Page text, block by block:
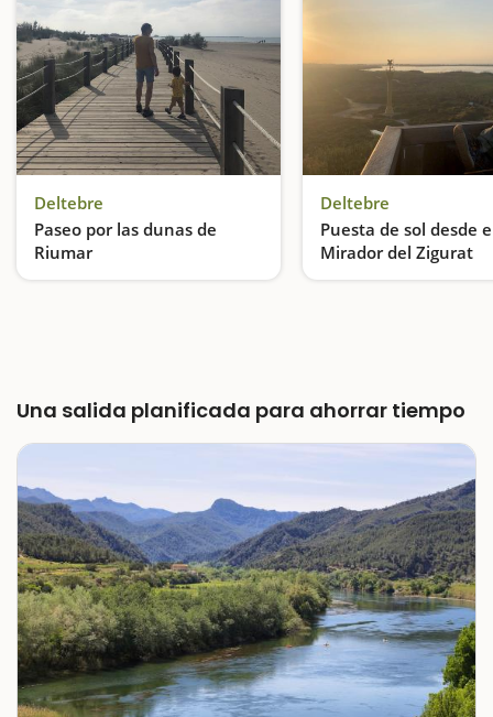
Deltebre
Paseo por las dunas de
Riumar
Os proponemos dar un paseo por uno de los espacios más emblemáticos y representativos del Parque Natural del Delta del Ebro, donde los niños podrán jugar a hacer la 'croqueta' sobre las grandes dunas que predominan…
Deltebre
Puesta de sol desde
Mirador del Zigurat
Despedimos el día con
Una salida planificada para ahorrar tiempo